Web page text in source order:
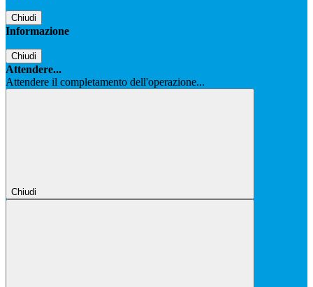
Chiudi
Informazione
Chiudi
Attendere...
Attendere il completamento dell'operazione...
Chiudi